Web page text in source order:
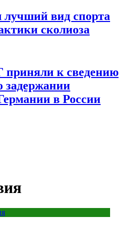
лучший вид спорта
сколиоза
к сведению
задержании
в России